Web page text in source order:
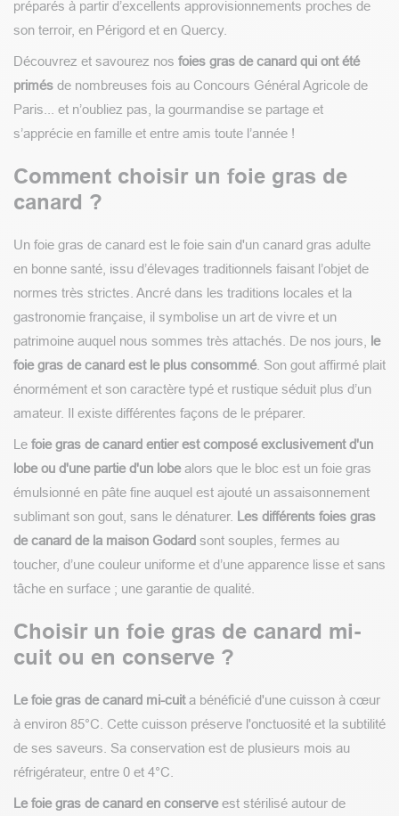
préparés à partir d’excellents approvisionnements proches de
son terroir, en Périgord et en Quercy.
Découvrez et savourez nos foies gras de canard qui ont été
primés de nombreuses fois au Concours Général Agricole de
Paris... et n’oubliez pas, la gourmandise se partage et
s’apprécie en famille et entre amis toute l’année !
Comment choisir un foie gras de
canard ?
Un foie gras de canard est le foie sain d'un canard gras adulte
en bonne santé, issu d’élevages traditionnels faisant l’objet de
normes très strictes. Ancré dans les traditions locales et la
gastronomie française, il symbolise un art de vivre et un
patrimoine auquel nous sommes très attachés. De nos jours, le
foie gras de canard est le plus consommé. Son gout affirmé plait
énormément et son caractère typé et rustique séduit plus d’un
amateur. Il existe différentes façons de le préparer.
Le foie gras de canard entier est composé exclusivement d'un
lobe ou d'une partie d'un lobealors que le bloc est un foie gras
émulsionné en pâte fine auquel est ajouté un assaisonnement
sublimant son gout, sans le dénaturer. Les différents foies gras
de canard de la maison Godard sont souples, fermes au
toucher, d’une couleur uniforme et d’une apparence lisse et sans
tâche en surface ; une garantie de qualité.
Choisir un foie gras de canard mi-
cuit ou en conserve ?
Le foie gras de canard mi-cuita bénéficié d'une cuisson à cœur
à environ 85°C. Cette cuisson préserve l'onctuosité et la subtilité
de ses saveurs. Sa conservation est de plusieurs mois au
réfrigérateur, entre 0 et 4°C.
Le foie gras de canard en conserveest stérilisé autour de